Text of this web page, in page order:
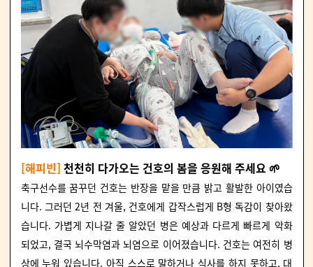
[해피빈] 천천히 다가오는 건호의 봄을 응원해 주세요 🌱
축구선수를 꿈꾸던 건호는 반장을 맡을 만큼 밝고 활발한 아이였습
니다. 그러던 2년 전 겨울, 건호에게 갑작스럽게 B형 독감이 찾아왔
습니다. 가볍게 지나갈 줄 알았던 병은 예상과 다르게 빠르게 악화
되었고, 결국 뇌수막염과 뇌염으로 이어졌습니다. 건호는 여전히 병
상에 누워 있습니다. 아직 스스로 말하거나 식사를 하지 못하고, 대